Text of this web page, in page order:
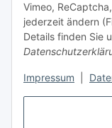
Vimeo,
jederzeit ändern
Details finden Sie
Impressum